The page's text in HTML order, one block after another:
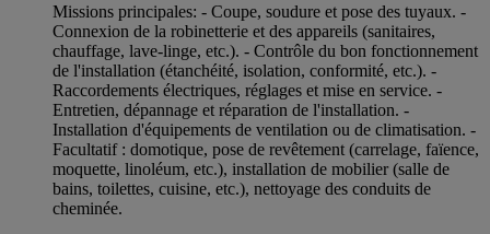
Missions principales: - Coupe, soudure et pose des tuyaux. -
Connexion de la robinetterie et des appareils (sanitaires,
chauffage, lave-linge, etc.). - Contrôle du bon fonctionnement
de l'installation (étanchéité, isolation, conformité, etc.). -
Raccordements électriques, réglages et mise en service. -
Entretien, dépannage et réparation de l'installation. -
Installation d'équipements de ventilation ou de climatisation. -
Facultatif : domotique, pose de revêtement (carrelage, faïence,
moquette, linoléum, etc.), installation de mobilier (salle de
bains, toilettes, cuisine, etc.), nettoyage des conduits de
cheminée.